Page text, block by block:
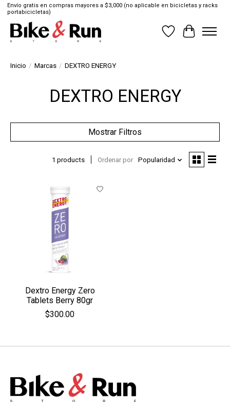
Envío gratis en compras mayores a $3,000 (no aplicable en bicicletas y racks
portabicicletas)
Lista de deseos
Cesta
Inicio / Marcas / DEXTRO ENERGY
DEXTRO ENERGY
Mostrar Filtros
1 products Ordenar por Popularidad
Dextro Energy Zero
Tablets Berry 80gr
$300.00